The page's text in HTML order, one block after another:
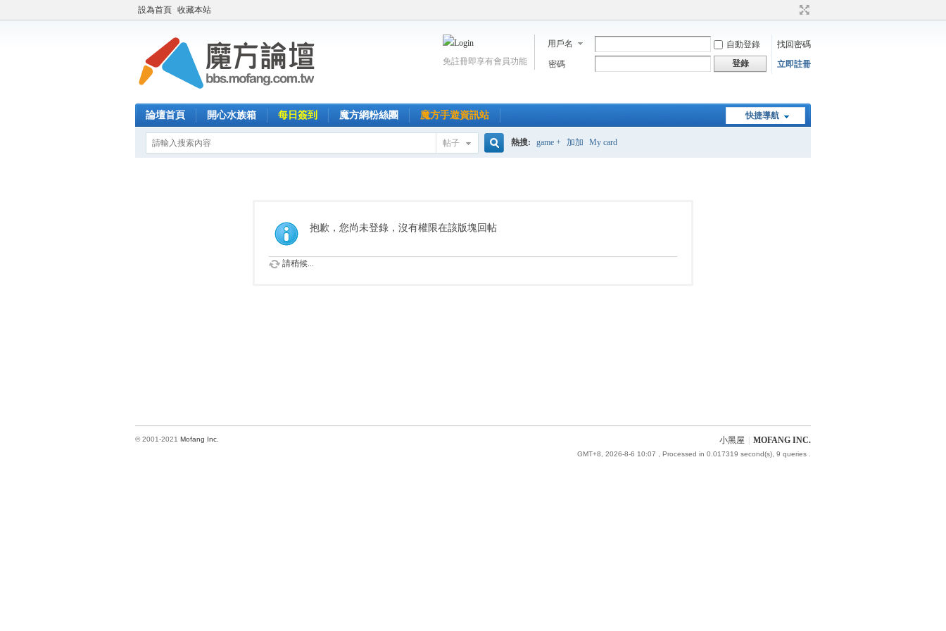
設為首頁 收藏本站
用戶名 自動登錄
找回密碼
密碼
登錄 立即註冊
免註冊即享有會員功能
快捷導航
論壇首頁 開心水族箱 每日簽到 魔方網粉絲團 魔方手遊資訊站
帖子
索
熱搜: game + 加加 My card
抱歉，您尚未登錄，沒有權限在該版塊回帖
請稍候...
小黑屋 MOFANG INC.
GMT+8, 2026-8-6 10:07 , Processed in 0.017319 second(s), 9 queries .
© 2001-2021 Mofang Inc.